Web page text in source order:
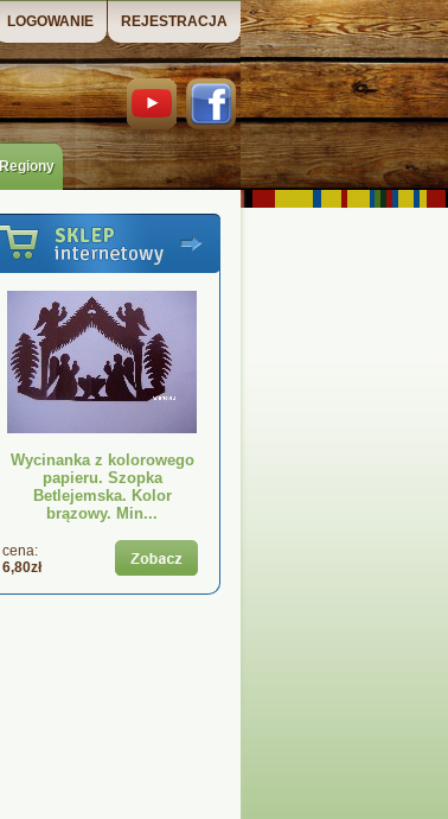
REJESTRACJA
LOGOWANIE
Regiony
Wycinanka z kolorowego
papieru. Szopka
Betlejemska. Kolor
brązowy. Min...
cena:
6,80zł